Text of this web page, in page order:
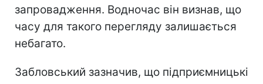
запровадження. Водночас він визнав, що
часу для такого перегляду залишається
небагато.
Забловський зазначив, що підприємницькі